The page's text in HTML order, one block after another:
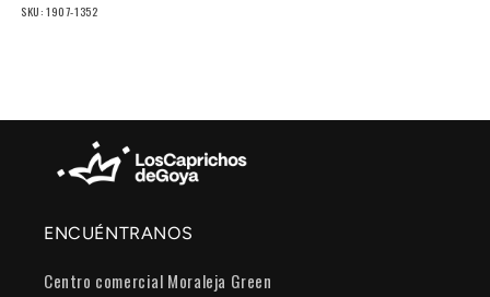
SKU: 1907-1352
ENCUÉNTRANOS
Centro comercial Moraleja Green